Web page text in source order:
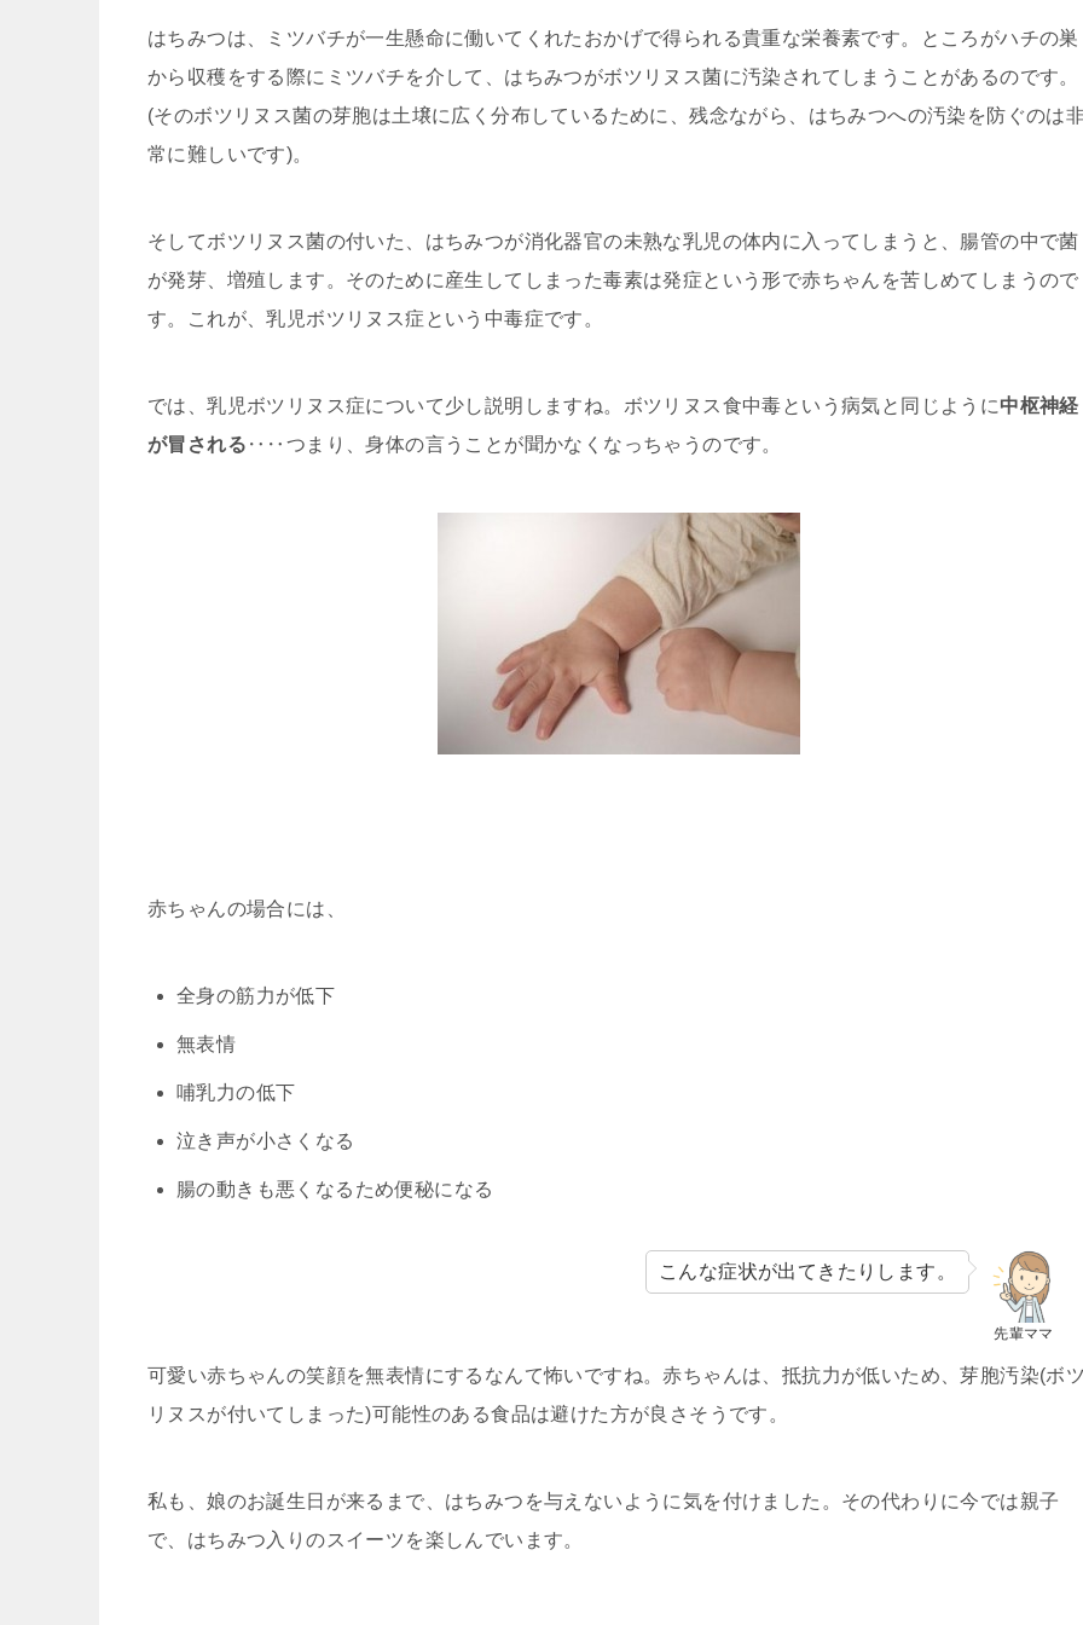
はちみつは、ミツバチが一生懸命に働いてくれたおかげで得られる貴重な栄養素です。ところがハチの巣
から収穫をする際にミツバチを介して、はちみつがボツリヌス菌に汚染されてしまうことがあるのです。
(そのボツリヌス菌の芽胞は土壌に広く分布しているために、残念ながら、はちみつへの汚染を防ぐのは
常に難しいです)。
そしてボツリヌス菌の付いた、はちみつが消化器官の未熟な乳児の体内に入ってしまうと、腸管の中で菌
が発芽、増殖します。そのために産生してしまった毒素は発症という形で赤ちゃんを苦しめてしまうので
す。これが、乳児ボツリヌス症という中毒症です。
では、乳児ボツリヌス症について少し説明しますね。ボツリヌス食中毒という病気と同じように中枢神経
が冒される ‥‥つまり、身体の言うことが聞かなくなっちゃうのです。
赤ちゃんの場合には、
全身の筋力が低下
無表情
哺乳力の低下
泣き声が小さくなる
腸の動きも悪くなるため便秘になる
先輩ママ
こんな症状が出てきたりします。
可愛い赤ちゃんの笑顔を無表情にするなんて怖いですね。赤ちゃんは、抵抗力が低いため、芽胞汚染(ボ
リヌスが付いてしまった)可能性のある食品は避けた方が良さそうです。
私も、娘のお誕生日が来るまで、はちみつを与えないように気を付けました。その代わりに今では親子
で、はちみつ入りのスイーツを楽しんでいます。